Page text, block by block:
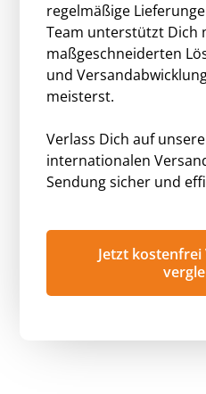
regelmäßige
Team unterstützt Dich
maßgeschneiderten
und
meisterst.
Verlass Dich auf
internationalen
Sendung sicher und
Jetzt